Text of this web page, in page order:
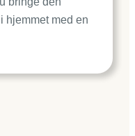
hjemmet med en